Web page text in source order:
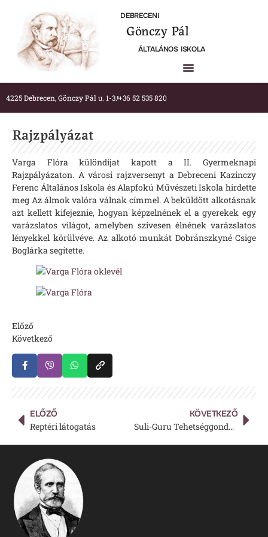
DEBRECENI
Gönczy Pál
ÁLTALÁNOS ISKOLA
4225 Debrecen, Gönczy Pál u. 1-3.+36 52 535 820
Rajzpályázat
Varga Flóra különdíjat kapott a II. Gyermeknapi
Rajzpályázaton. A városi rajzversenyt a Debreceni Kazinczy
Ferenc Általános Iskola és Alapfokú Művészeti Iskola hirdette
meg Az álmok valóra válnak címmel. A beküldött alkotásnak
azt kellett kifejeznie, hogyan képzelnének el a gyerekek egy
varázslatos világot, amelyben szívesen élnének varázslatos
lényekkel körülvéve. Az alkotó munkát Dobránszkyné Csige
Boglárka segítette.
Előző
Következő
ELŐZŐ
Reptéri látogatás
KÖVETKEZŐ
Suli-Guru Tehetséggondozó Tanulmányi Verseny